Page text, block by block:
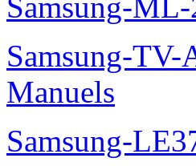
Samsung-
Manuels
Samsung-